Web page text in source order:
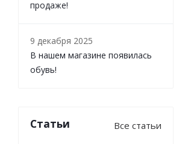
продаже!
9 декабря 2025
В нашем магазине появилась
обувь!
Статьи Все статьи